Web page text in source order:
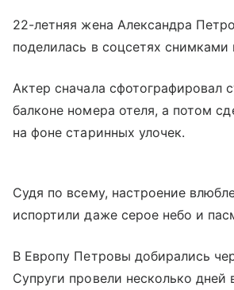
22-летняя жена Александра
поделилась в соцсетях
Актер сначала сфотографировал
балконе номера отеля, а потом
на фоне старинных улочек.
Судя по всему, настроение
испортили даже серое небо и
В Европу Петровы добирались
Супруги провели несколько дней